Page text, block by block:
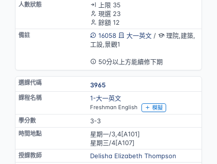
上限 35
現選 23
餘額 12
16058
大一英文/
理院,建築,
工設,景觀1
50分以上方能續修下期
3965
1-大一英文
Freshman English 模擬
3-3
星期一/3,4[A101]
星期三/4[A107]
Delisha Elizabeth Thompson